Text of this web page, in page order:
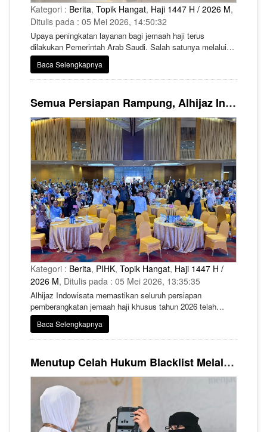
Kategori : Berita, Topik Hangat, Haji 1447 H / 2026 M,
Ditulis pada : 05 Mei 2026, 14:50:32
Upaya peningkatan layanan bagi jemaah haji terus
dilakukan Pemerintah Arab Saudi. Salah satunya melalui
pemasangan puluhan eskalator di kawasan Mina yang
ditujukan untuk memperlancar mobilitas jemaah pada
musim haji 1447 Hijriah/2026 Masehi.
Baca Selengkapnya
Semua Persiapan Rampung, Alhijaz Indowisata Akan Berangkatkan 10 Bus Jemaah Haji Khusus Tahun Ini
Kategori : Berita, PIHK, Topik Hangat, Haji 1447 H /
2026 M, Ditulis pada : 05 Mei 2026, 13:35:35
Alhijaz Indowisata memastikan seluruh persiapan
pemberangkatan jemaah haji khusus tahun 2026 telah
rampung.
Baca Selengkapnya
Menutup Celah Hukum Blacklist Melalui Sentralisasi Data Biometrik